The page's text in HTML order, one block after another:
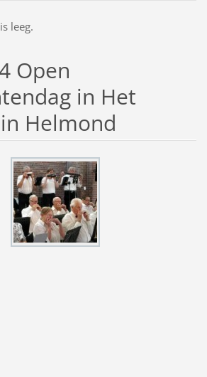
leeg.
Open
in Het
Helmond